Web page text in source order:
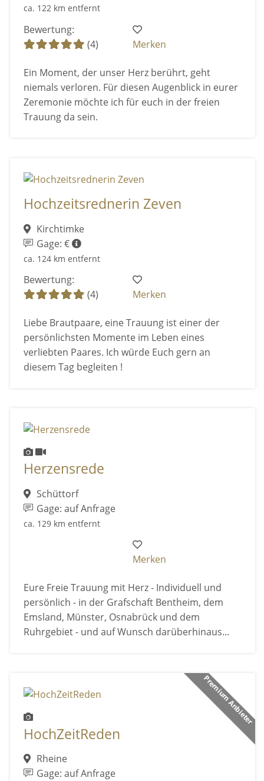
ca. 122 km entfernt
Bewertung:
(4)
Merken
Ein Moment, der unser Herz berührt, geht
niemals verloren. Für diesen Augenblick in eurer
Zeremonie möchte ich für euch in der freien
Trauung da sein.
Hochzeitsrednerin Zeven
Kirchtimke
Gage: €
ca. 124 km entfernt
Bewertung:
(4)
Merken
Liebe Brautpaare, eine Trauung ist einer der
persönlichsten Momente im Leben eines
verliebten Paares. Ich würde Euch gern an
diesem Tag begleiten !
Herzensrede
Schüttorf
Gage: auf Anfrage
ca. 129 km entfernt
Merken
Eure Freie Trauung mit Herz - Individuell und
persönlich - in der Grafschaft Bentheim, dem
Emsland, Münster, Osnabrück und dem
Ruhrgebiet - und auf Wunsch darüberhinaus...
Premium Anbieter
HochZeitReden
Rheine
Gage: auf Anfrage